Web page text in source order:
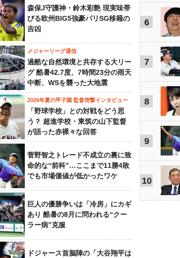
森保J守護神・鈴木彩艶 現実味帯
びる欧州BIG5強豪パリSG移籍の
吉凶
メジャーリーグ通信
過酷な自然環境と共存する大リー
グ 酷暑42.7度、7時間23分の雨天
中断、WSを襲った大地震
2026年夏の甲子園 監督突撃インタビュー
「野球学校」との対戦をどう思
う？ 超進学校・東筑の山下監督
が語った赤裸々な回答
菅野智之トレード不成立の裏に致
命的な“前科”…ここまで11勝4敗
でも市場価値が低かったワケ
巨人の優勝争いは「冷房」にカギ
あり 酷暑の8月に問われる“クー
ラー病”克服
ドジャース首脳陣の「大谷翔平は
6
7
8
9
10